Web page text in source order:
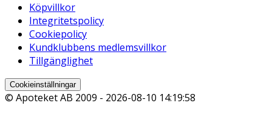
Köpvillkor
Integritetspolicy
Cookiepolicy
Kundklubbens medlemsvillkor
Tillgänglighet
Cookieinställningar
© Apoteket AB 2009 - 2026-08-10 14:19:58